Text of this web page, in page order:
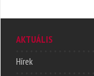
AKTUÁLIS
Hírek